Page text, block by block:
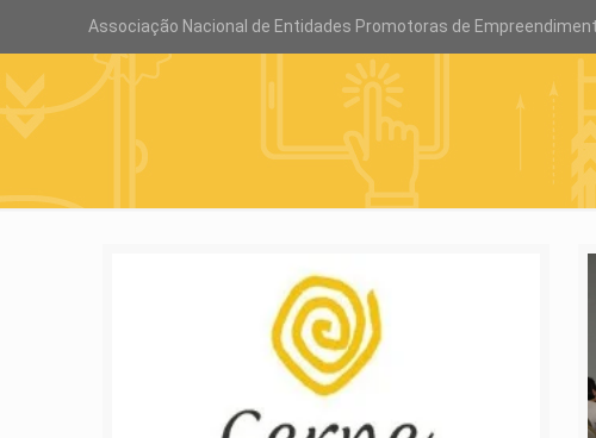
Associação Nacional de Entidades Promotoras de